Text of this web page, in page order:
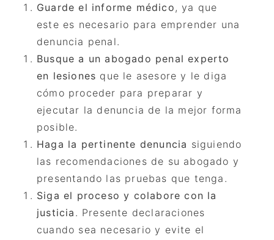
Guarde el informe médico , ya que
este es necesario para emprender una
denuncia penal.
Busque a un abogado penal experto
en lesiones que le asesore y le diga
cómo proceder para preparar y
ejecutar la denuncia de la mejor forma
posible.
Haga la pertinente denuncia siguiendo
las recomendaciones de su abogado y
presentando las pruebas que tenga.
Siga el proceso y colabore con la
justicia . Presente declaraciones
cuando sea necesario y evite el